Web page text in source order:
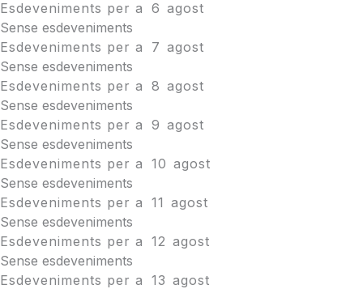
Esdeveniments per a 6 agost
Sense esdeveniments
Esdeveniments per a
7 agost
Sense esdeveniments
Esdeveniments per a 8 agost
Sense esdeveniments
Esdeveniments per a 9 agost
Sense esdeveniments
Esdeveniments per a 10 agost
Sense esdeveniments
Esdeveniments per a 11 agost
Sense esdeveniments
Esdeveniments per a 12 agost
Sense esdeveniments
Esdeveniments per a 13 agost